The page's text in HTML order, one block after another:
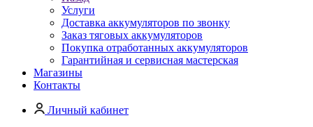
Услуги
Доставка аккумуляторов по звонку
Заказ тяговых аккумуляторов
Покупка отработанных аккумуляторов
Гарантийная и сервисная мастерская
Магазины
Контакты
Личный кабинет